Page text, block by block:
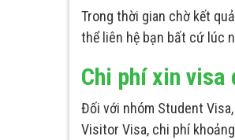
Trong thời gian chờ kết
thể liên hệ bạn bất cứ lúc
Chi phí xin visa
Đối với nhóm Student
Visitor Visa, chi phí khoảng